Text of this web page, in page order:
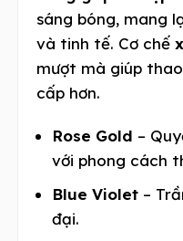
sáng bóng, mang
và tinh tế. Cơ chế
mượt mà giúp
cấp hơn.
Rose Gold –
với phong cách
Blue Violet –
đại.